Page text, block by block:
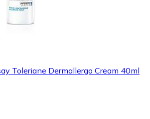
Toleriane Dermallergo Cream 40ml